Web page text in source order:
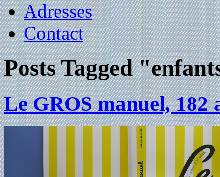
Adresses
Contact
Posts Tagged
Le GROS manuel, 182